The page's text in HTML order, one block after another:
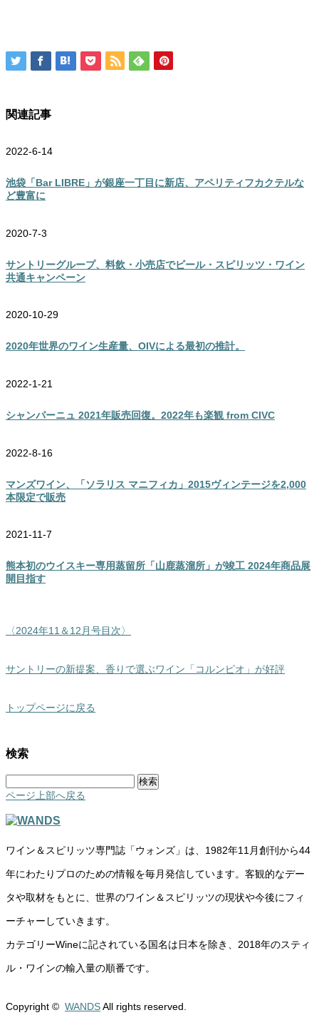
関連記事
2022-6-14
池袋「Bar LIBRE」が銀座一丁目に新店、アペリティフカクテルな
ど豊富に
2020-7-3
サントリーグループ、料飲・小売店でビール・スピリッツ・ワイン
共通キャンペーン
2020-10-29
2020年世界のワイン生産量、OIVによる最初の推計。
2022-1-21
シャンパーニュ 2021年販売回復。2022年も楽観 from CIVC
2022-8-16
マンズワイン、「ソラリス マニフィカ」2015ヴィンテージを2,000
本限定で販売
2021-11-7
熊本初のウイスキー専用蒸留所「山鹿蒸溜所」が竣工 2024年商品展
開目指す
〈2024年11＆12月号目次〉
サントリーの新提案、香りで選ぶワイン「コルンピオ」が好評
トップページに戻る
検索
検
索:
ページ上部へ戻る
ワイン＆スピリッツ専門誌「ウォンズ」は、1982年11月創刊から44
年にわたりプロのための情報を毎月発信しています。客観的なデー
タや取材をもとに、世界のワイン＆スピリッツの現状や今後にフィ
ーチャーしていきます。
カテゴリーWineに記されている国名は日本を除き、2018年のスティ
ル・ワインの輸入量の順番です。
Copyright © WANDSAll rights reserved.